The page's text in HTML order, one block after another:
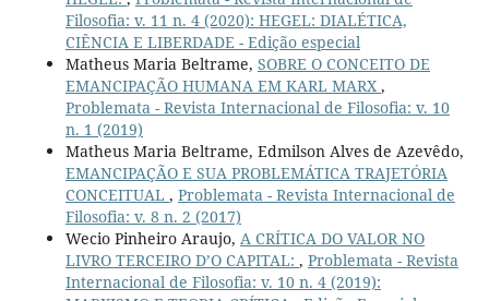
Filosofia: v. 11 n. 4 (2020): HEGEL: DIALÉTICA,
CIÊNCIA E LIBERDADE - Edição especial
Matheus Maria Beltrame, SOBRE O CONCEITO DE
EMANCIPAÇÃO HUMANA EM KARL MARX ,
Problemata - Revista Internacional de Filosofia: v. 10
n. 1 (2019)
Matheus Maria Beltrame, Edmilson Alves de Azevêdo,
EMANCIPAÇÃO E SUA PROBLEMÁTICA TRAJETÓRIA
CONCEITUAL , Problemata - Revista Internacional de
Filosofia: v. 8 n. 2 (2017)
Wecio Pinheiro Araujo, A CRÍTICA DO VALOR NO
LIVRO TERCEIRO D’O CAPITAL: , Problemata - Revista
Internacional de Filosofia: v. 10 n. 4 (2019):